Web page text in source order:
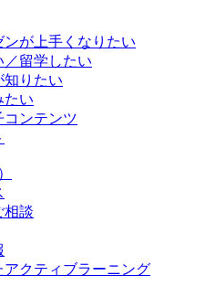
ンが上手くなりたい
留学したい
知りたい
たい
コンテンツ
相談
アクティブラーニング